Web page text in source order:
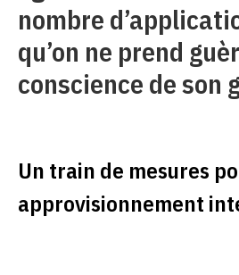
nombre
qu’on ne prend
conscience de son
Un train de mesures
approvisionnement